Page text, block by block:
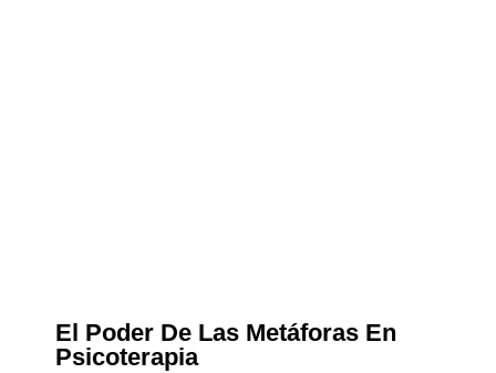
El Poder De Las Metáforas En
Psicoterapia